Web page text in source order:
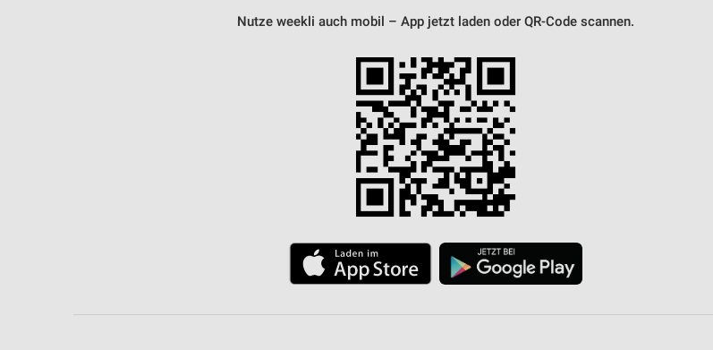
Nutze weekli auch mobil – App jetzt laden oder QR-Code scannen.